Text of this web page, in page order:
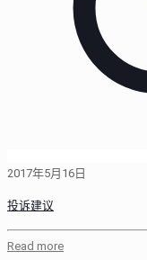
2017年5月16日
投诉建议
Read more